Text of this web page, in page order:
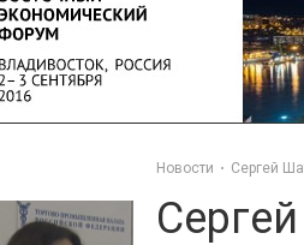
Новости Сергей